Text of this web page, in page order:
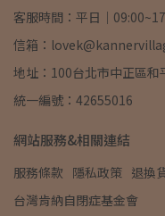
客服時間：平日｜
信箱：
地址：100台北市中正區和
統一編號：42655016
網站服務&相關連結
服務條款 隱私政策 退換
台灣肯納自閉症基金會